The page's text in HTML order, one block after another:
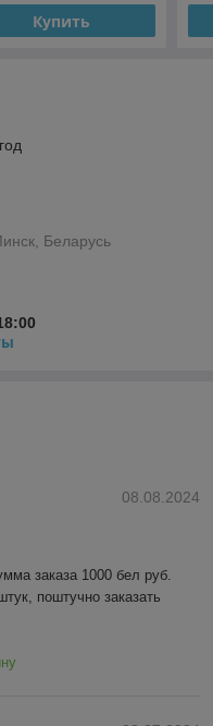
Купить
Беларусь
08.08.2024
заказа 1000 бел руб.
поштучно заказать